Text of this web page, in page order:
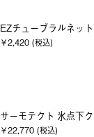
EZチューブラルネッ
￥2,420 (税込)
サーモテクト 氷点下
￥22,770 (税込)